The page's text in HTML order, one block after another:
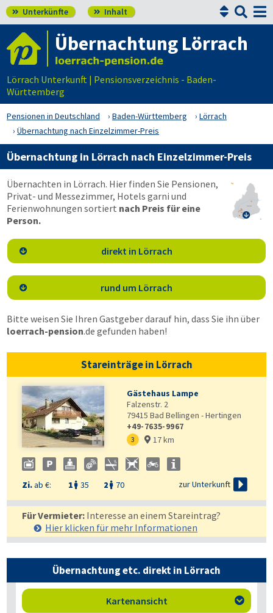
 Unterkünfte  Inhalt 

Übernachtung Lörrach
Lörrach Unterkunft | Pensionsverzeichnis - Baden-
Württemberg
Pensionen in Deutschland Baden-Württemberg
Lörrach
Übernachtung nach Einzelzimmer-Preis
Übernachtung in Lörrach nach Einzelzimmer-Preis

Übernachten in Lörrach. Hier finden Sie Pensionen,
Privat- und Messezimmer, Hotels garni und
Ferienwohnungen sortiert nach Preis für eine
Person.
 direkt in Lörrach
 rund um Lörrach
Bitte weisen Sie Ihren Gastgeber darauf hin, dass Sie ihn über
loerrach-pension.de gefunden haben!
Stareinträge in Lörrach

Gästehaus Lampe
Falzenstr. 2
79415 Bad Bellingen - Hertingen
+49-7635-9967
3  17 km
Zi.ab €: 1  35 2  70 zur Unterkunft 
Für Vermieter: Interesse an einem Stareintrag?
Hier klicken für mehr Informationen
Übernachtung etc. direkt in Lörrach
Kartenansicht 